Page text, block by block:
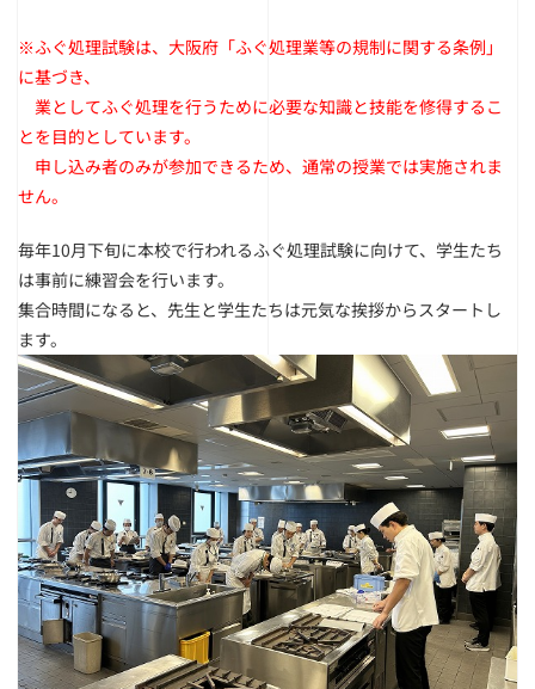
※ふぐ処理試験は、大阪府「ふぐ処理業等の規制に関する条例」
に基づき、
業としてふぐ処理を行うために必要な知識と技能を修得するこ
とを目的としています。
申し込み者のみが参加できるため、通常の授業では実施されま
せん。
毎年10月下旬に本校で行われるふぐ処理試験に向けて、学生たち
は事前に練習会を行います。
集合時間になると、先生と学生たちは元気な挨拶からスタートし
ます。